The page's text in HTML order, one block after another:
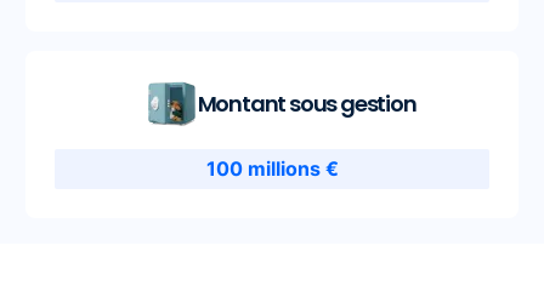
Montant sous gestion
100 millions €